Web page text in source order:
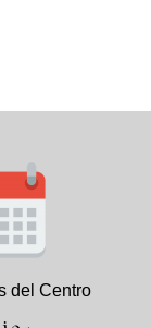
del Centro